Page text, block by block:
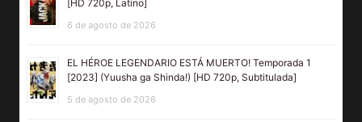
[HD 720p, Latino]
6 de agosto de 2026
EL HÉROE LEGENDARIO ESTÁ MUERTO! Temporada 1
[2023] (Yuusha ga Shinda!) [HD 720p, Subtitulada]
5 de agosto de 2026